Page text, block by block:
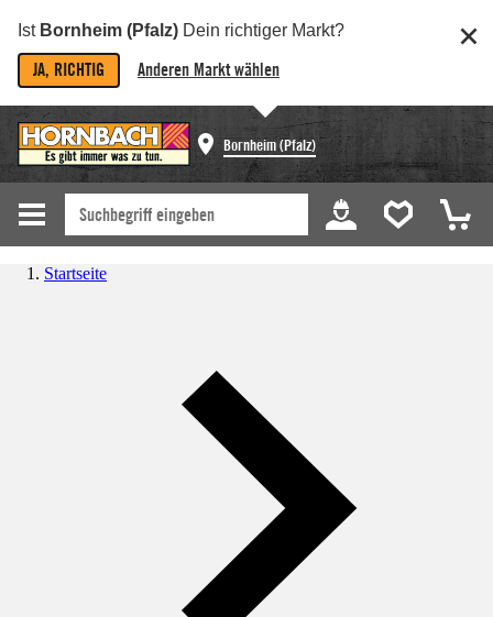
Ist Bornheim (Pfalz) Dein richtiger Markt?
JA, RICHTIG Anderen Markt wählen
Bornheim (Pfalz)
Startseite